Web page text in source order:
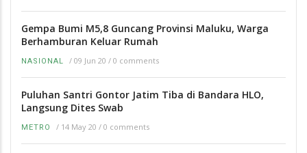
Gempa Bumi M5,8 Guncang Provinsi Maluku, Warga
Berhamburan Keluar Rumah
NASIONAL / 09 Jun 20 / 0 comments
Puluhan Santri Gontor Jatim Tiba di Bandara HLO,
Langsung Dites Swab
METRO / 14 May 20 / 0 comments